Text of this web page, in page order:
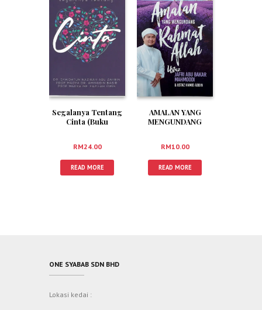
Segalanya Tentang
Cinta (Buku
RM24.00
READ MORE
AMALAN YANG
MENGUNDANG
RM10.00
READ MORE
ONE SYABAB SDN BHD
Lokasi kedai :